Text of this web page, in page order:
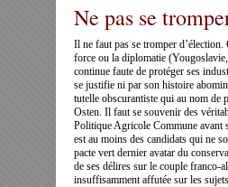
Ne pas se
Il ne faut pas se tromper d’élection.
force ou la diplomatie
continue faute de protéger ses
se justifie ni par son histoire
tutelle obscurantiste qui au nom de
Osten. Il faut se souvenir des
Politique Agricole Commune avant
est au moins des candidats qui ne
pacte vert dernier avatar du
de ses délires sur le couple franco-
insuffisamment affutée sur les